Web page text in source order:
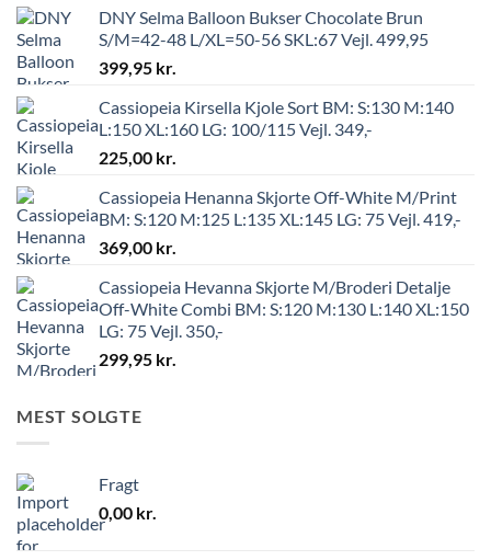
DNY Selma Balloon Bukser Chocolate Brun
S/M=42-48 L/XL=50-56 SKL:67 Vejl. 499,95
399,95 kr.
Cassiopeia Kirsella Kjole Sort BM: S:130 M:140
L:150 XL:160 LG: 100/115 Vejl. 349,-
225,00 kr.
Cassiopeia Henanna Skjorte Off-White M/Print
BM: S:120 M:125 L:135 XL:145 LG: 75 Vejl. 419,-
369,00 kr.
Cassiopeia Hevanna Skjorte M/Broderi Detalje
Off-White Combi BM: S:120 M:130 L:140 XL:150
LG: 75 Vejl. 350,-
299,95 kr.
MEST SOLGTE
Fragt
0,00 kr.